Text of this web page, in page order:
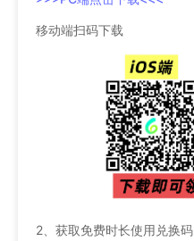
移动端扫码下载
2、获取免费时长使用兑换码